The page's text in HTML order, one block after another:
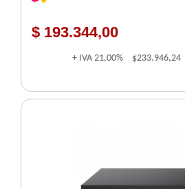
$ 193.344,00
+ IVA 21,00% $233.946,24